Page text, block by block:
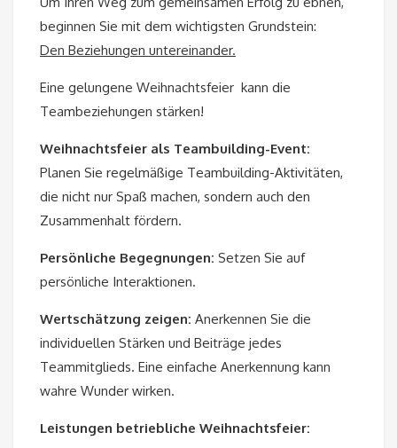
beginnen Sie mit dem wichtigsten Grundstein:
Den Beziehungen untereinander.
Eine gelungene Weihnachtsfeier kann die
Teambeziehungen stärken!
Weihnachtsfeier als Teambuilding-Event:
Planen Sie regelmäßige Teambuilding-Aktivitäten,
die nicht nur Spaß machen, sondern auch den
Zusammenhalt fördern.
Persönliche Begegnungen: Setzen Sie auf
persönliche Interaktionen.
Wertschätzung zeigen: Anerkennen Sie die
individuellen Stärken und Beiträge jedes
Teammitglieds. Eine einfache Anerkennung kann
wahre Wunder wirken.
Leistungen betriebliche Weihnachtsfeier: